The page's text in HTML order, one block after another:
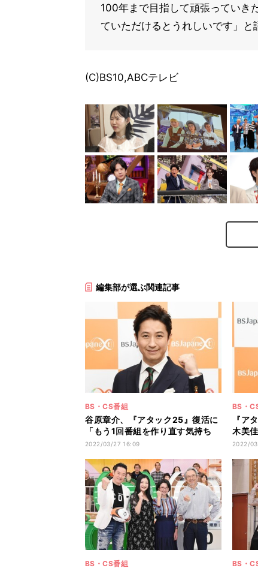
100年まで目指して頑張っていき
ていただけるとうれしいです」と
(C)BS10,ABCテレビ
編集部が選ぶ関連記事
BS・CS番組
谷原章介、『アタック25』復活に
「もう1回番組を作り直す気持ち
で」
2022/03/27 16:09
BS・
『ア
木美
介へ
2022/
BS・CS番組 BS・